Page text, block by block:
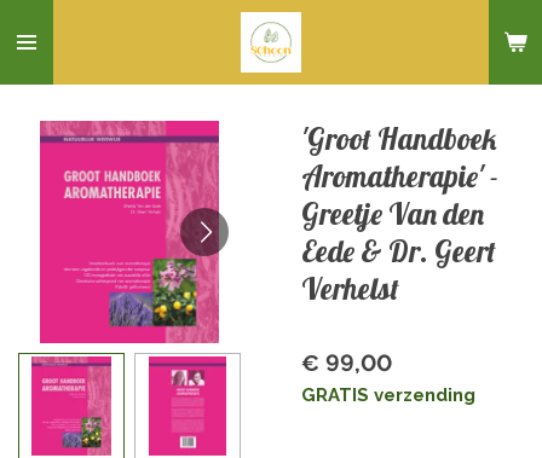
direct
naar
hoofdinhoud
'Groot Handboek
Aromatherapie' -
Greetje Van den
Eede & Dr. Geert
Verhelst
€ 99,00
GRATIS verzending